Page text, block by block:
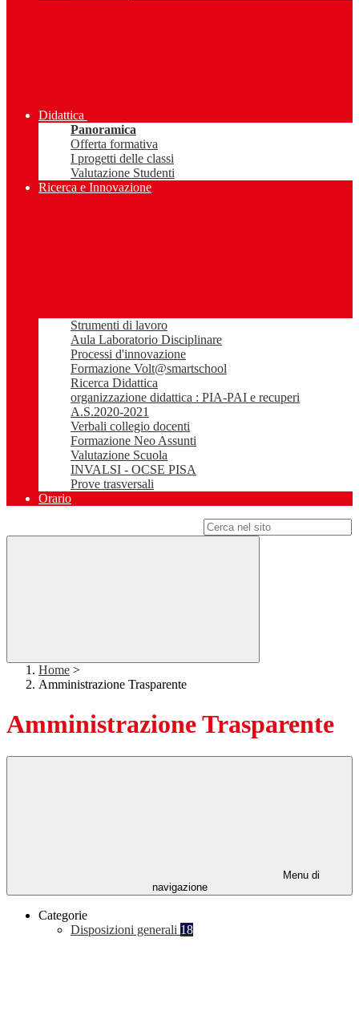
Didattica
Panoramica
Offerta formativa
I progetti delle classi
Valutazione Studenti
Ricerca e Innovazione
Strumenti di lavoro
Aula Laboratorio Disciplinare
Processi d'innovazione
Formazione Volt@smartschool
Ricerca Didattica
organizzazione didattica : PIA-PAI e recuperi
A.S.2020-2021
Verbali collegio docenti
Formazione Neo Assunti
Valutazione Scuola
INVALSI - OCSE PISA
Prove trasversali
Orario
Home >
Amministrazione Trasparente
Amministrazione Trasparente
Menu di
navigazione
Categorie
Disposizioni generali 18